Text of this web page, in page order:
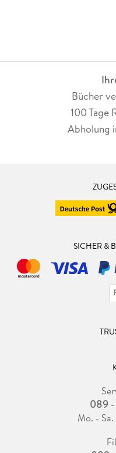
Bücher
100 Tage
Abholung
SICHER &
089
Mo. -